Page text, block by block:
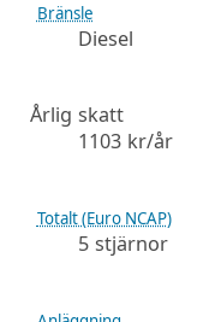
Bränsle
Diesel
Årlig skatt
1103 kr/år
Totalt (Euro NCAP)
5 stjärnor